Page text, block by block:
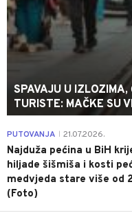
SPAVAJU U
TURISTE: MAČKE SU
PUTOVANJA 21.07.2026.
Najduža pećina u BiH
hiljade šišmiša i kosti
medvjeda stare više od
(Foto)